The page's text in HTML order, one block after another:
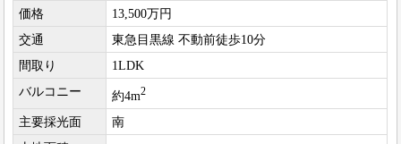
価格
13,500万円
交通
東急目黒線 不動前徒歩10分
間取り
1LDK
バルコニー
約4m2
主要採光面
南